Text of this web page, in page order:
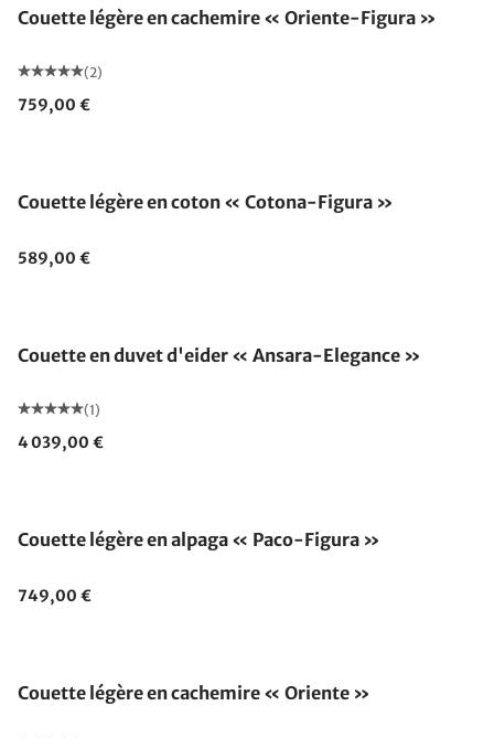
Couette légère en cachemire « Oriente-Figura »
(2)
759,00 €
Couette légère en coton « Cotona-Figura »
589,00 €
Couette en duvet d'eider « Ansara-Elegance »
(1)
4 039,00 €
Couette légère en alpaga « Paco-Figura »
749,00 €
Couette légère en cachemire « Oriente »